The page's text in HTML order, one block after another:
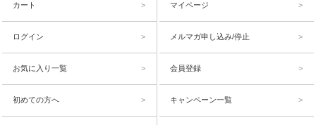
カート マイページ
ログイン メルマガ申し込み/停止
お気に入り一覧 会員登録
初めての方へ キャンペーン一覧